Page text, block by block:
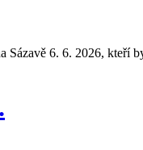
6. 6. 2026, kteří